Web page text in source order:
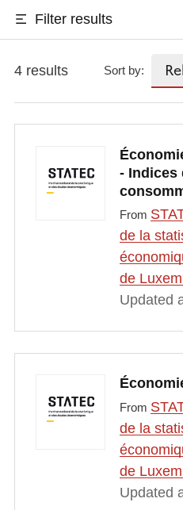
Filter results
4 results Sort by:
- Indices
From
de la
de
Updated
From
de la
de
Updated